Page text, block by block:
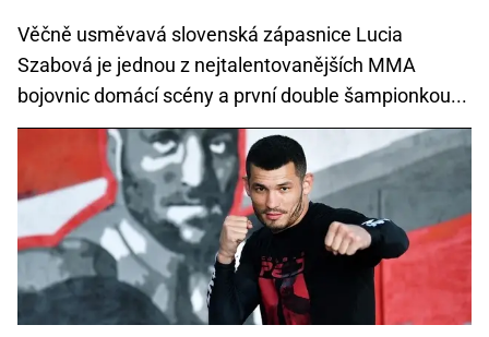
Věčně usměvavá slovenská zápasnice Lucia
Szabová je jednou z nejtalentovanějších MMA
bojovnic domácí scény a první double šampionkou...